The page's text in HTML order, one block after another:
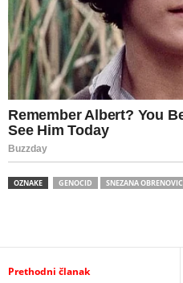
OZNAKE GENOCID SNEZANA OBRENOVIC
Prethodni članak